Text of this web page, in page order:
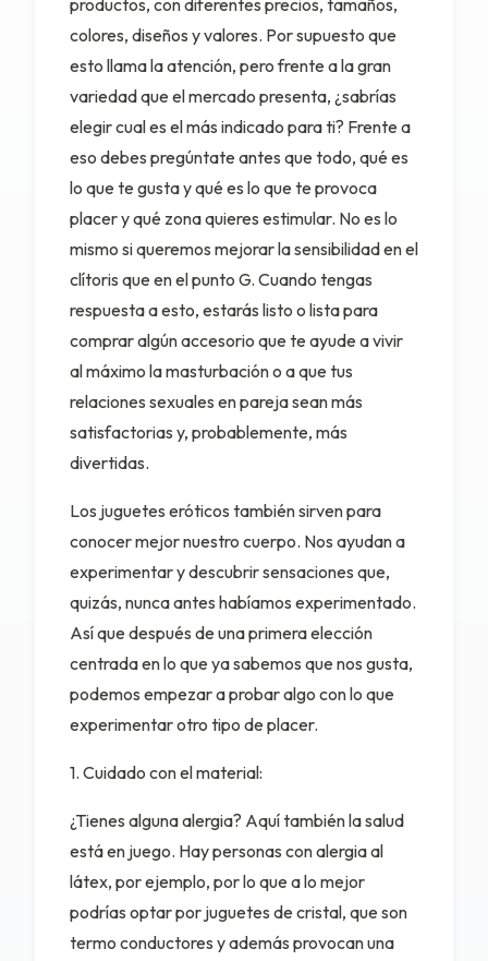
productos, con diferentes precios, tamaños,
colores, diseños y valores. Por supuesto que
esto llama la atención, pero frente a la gran
variedad que el mercado presenta, ¿sabrías
elegir cual es el más indicado para ti? Frente a
eso debes pregúntate antes que todo, qué es
lo que te gusta y qué es lo que te provoca
placer y qué zona quieres estimular. No es lo
mismo si queremos mejorar la sensibilidad en el
clítoris que en el punto G. Cuando tengas
respuesta a esto, estarás listo o lista para
comprar algún accesorio que te ayude a vivir
al máximo la masturbación o a que tus
relaciones sexuales en pareja sean más
satisfactorias y, probablemente, más
divertidas.
Los juguetes eróticos también sirven para
conocer mejor nuestro cuerpo. Nos ayudan a
experimentar y descubrir sensaciones que,
quizás, nunca antes habíamos experimentado.
Así que después de una primera elección
centrada en lo que ya sabemos que nos gusta,
podemos empezar a probar algo con lo que
experimentar otro tipo de placer.
1. Cuidado con el material:
¿Tienes alguna alergia? Aquí también la salud
está en juego. Hay personas con alergia al
látex, por ejemplo, por lo que a lo mejor
podrías optar por juguetes de cristal, que son
termo conductores y además provocan una